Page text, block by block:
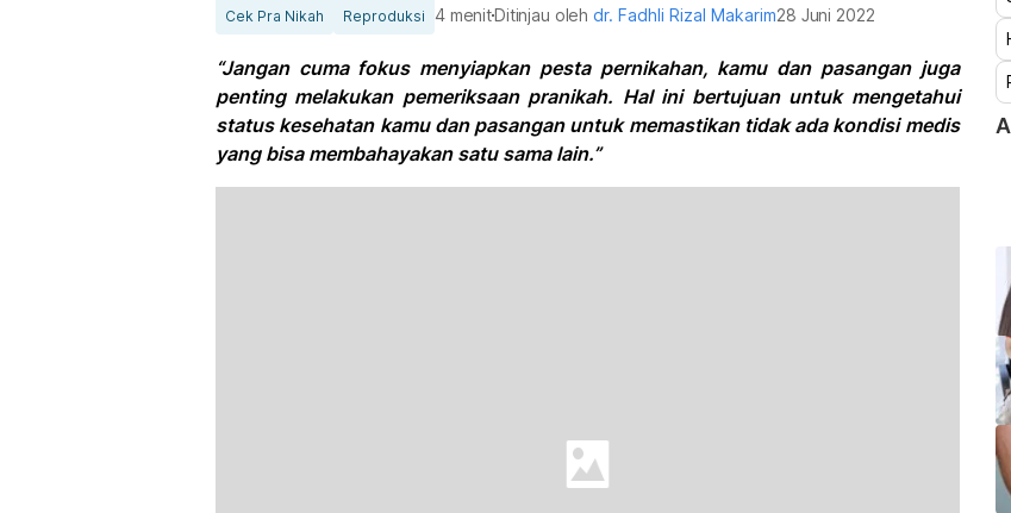
Cek Pra Nikah Reproduksi 4 menitDitinjau olehdr. Fadhli Rizal Makarim28 Juni 2022
“Jangan cuma fokus menyiapkan pesta pernikahan, kamu dan pasangan juga
penting melakukan pemeriksaan pranikah. Hal ini bertujuan untuk mengetahui
status kesehatan kamu dan pasangan untuk memastikan tidak ada kondisi medis
yang bisa membahayakan satu sama lain.”